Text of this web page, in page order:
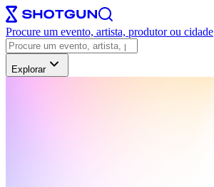
Procure um evento, artista, produtor ou cidade
Explorar